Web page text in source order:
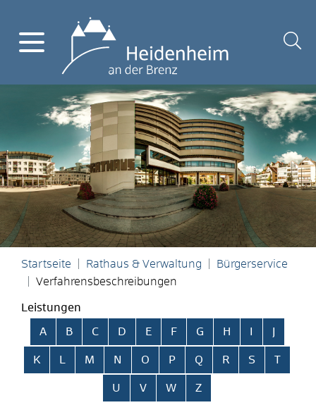
Startseite Rathaus & Verwaltung
Bürgerservice
Verfahrensbeschreibungen
Leistungen
Alphabetisches Register überspringen
A B C D E F G H
K L M N O P Q R S T
U V W Z